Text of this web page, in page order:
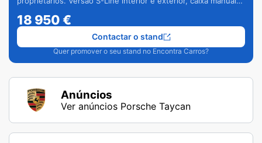
18 950€
Quer promover o seu stand no Encontra Carros?
Contactar o stand
Anúncios
Ver anúncios Porsche Taycan